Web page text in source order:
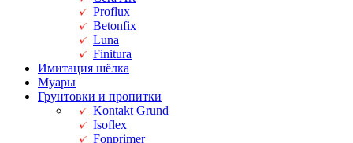
Proflux
Betonfix
Luna
Finitura
Имитация шёлка
Муары
Грунтовки и пропитки
Kontakt Grund
Isoflex
Fonprimer